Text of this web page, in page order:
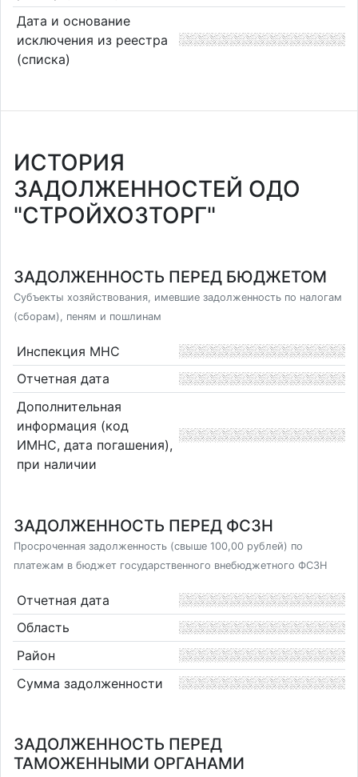
Дата и основание
исключения из реестра
(списка)
ИСТОРИЯ
ЗАДОЛЖЕННОСТЕЙ ОДО
"СТРОЙХОЗТОРГ"
ЗАДОЛЖЕННОСТЬ ПЕРЕД БЮДЖЕТОМ
Субъекты хозяйствования, имевшие задолженность по налогам
(сборам), пеням и пошлинам
Инспекция МНС
Отчетная дата
Дополнительная
информация (код
ИМНС, дата погашения),
при наличии
ЗАДОЛЖЕННОСТЬ ПЕРЕД ФСЗН
Просроченная задолженность (свыше 100,00 рублей) по
платежам в бюджет государственного внебюджетного ФСЗН
Отчетная дата
Область
Район
Сумма задолженности
ЗАДОЛЖЕННОСТЬ ПЕРЕД
ТАМОЖЕННЫМИ ОРГАНАМИ